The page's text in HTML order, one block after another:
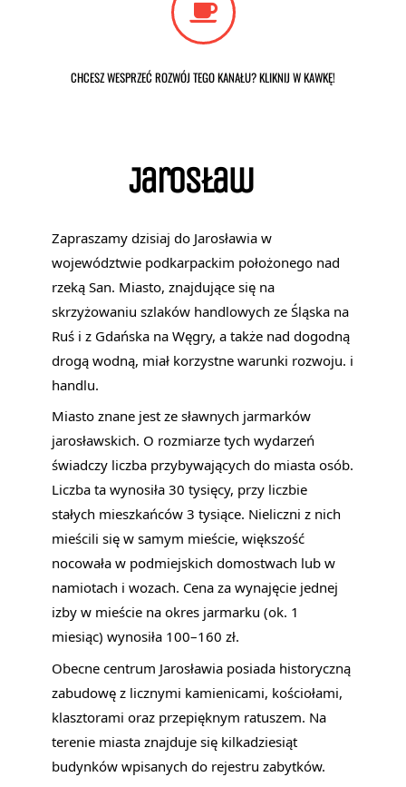
Jarosław
Zapraszamy dzisiaj do Jarosławia w
województwie podkarpackim położonego nad
rzeką San. Miasto, znajdujące się na
skrzyżowaniu szlaków handlowych ze Śląska na
Ruś i z Gdańska na Węgry, a także nad dogodną
drogą wodną, miał korzystne warunki rozwoju. i
handlu.
Miasto znane jest ze sławnych jarmarków
jarosławskich. O rozmiarze tych wydarzeń
świadczy liczba przybywających do miasta osób.
Liczba ta wynosiła 30 tysięcy, przy liczbie
stałych mieszkańców 3 tysiące. Nieliczni z nich
mieścili się w samym mieście, większość
nocowała w podmiejskich domostwach lub w
namiotach i wozach. Cena za wynajęcie jednej
izby w mieście na okres jarmarku (ok. 1
miesiąc) wynosiła 100–160 zł.
Obecne centrum Jarosławia posiada historyczną
zabudowę z licznymi kamienicami, kościołami,
klasztorami oraz przepięknym ratuszem. Na
terenie miasta znajduje się kilkadziesiąt
budynków wpisanych do rejestru zabytków.
CHCESZ WESPRZEĆ ROZWÓJ TEGO KANAŁU? KLIKNIJ W KAWKĘ!